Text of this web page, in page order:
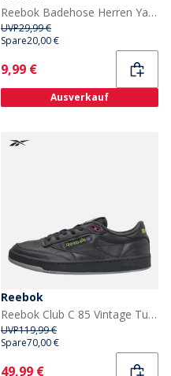
Reebok Badehose Herren Yale Vector Rot
UVP29,99 €
Spare20,00 €
Current
9,99 €
Ausverkauf
Reebok
Reebok Club C 85 Vintage Turnschuhe Grau/Grau/Grau
UVP119,99 €
Spare70,00 €
Current
49,99 €